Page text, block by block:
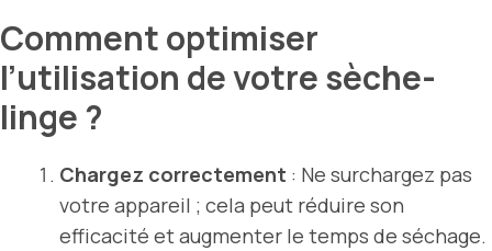
Comment optimiser
l’utilisation de votre sèche-
linge ?
Chargez correctement : Ne surchargez pas
votre appareil ; cela peut réduire son
efficacité et augmenter le temps de séchage.